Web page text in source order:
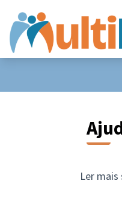
Ler